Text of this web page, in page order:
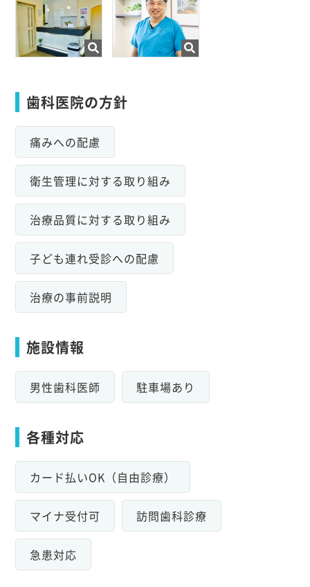
歯科医院の方針
痛みへの配慮
衛生管理に対する取り組み
治療品質に対する取り組み
子ども連れ受診への配慮
治療の事前説明
施設情報
男性歯科医師 駐車場あり
各種対応
カード払いOK（自由診療）
マイナ受付可 訪問歯科診療
急患対応